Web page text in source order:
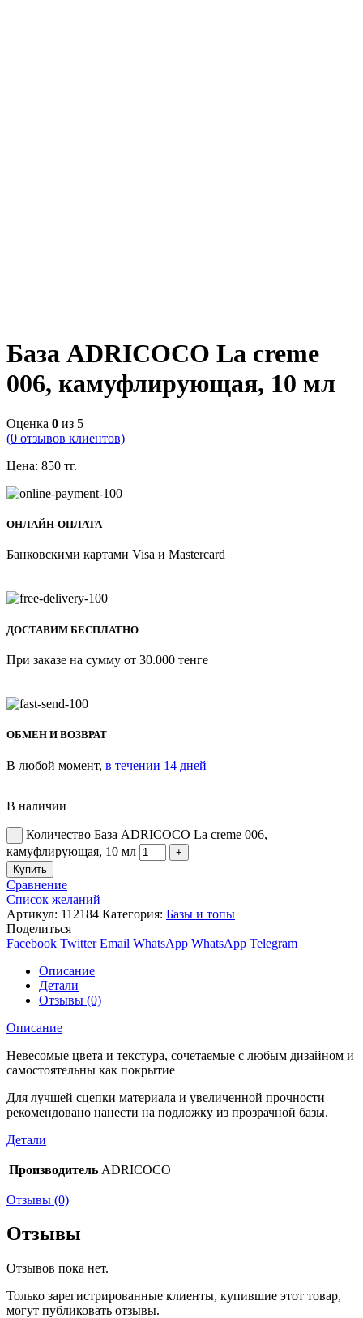
База ADRICOCO La creme
006, камуфлирующая, 10 мл
Оценка 0 из 5
(0 отзывов клиентов)
Цена: 850 тг.
ОНЛАЙН-ОПЛАТА
Банковскими картами Visa и Mastercard
ДОСТАВИМ БЕСПЛАТНО
При заказе на сумму от 30.000 тенге
ОБМЕН И ВОЗВРАТ
В любой момент, в течении 14 дней
В наличии
Количество База ADRICOCO La creme 006,
камуфлирующая, 10 мл
Купить
Сравнение
Список желаний
Артикул: 112184 Категория: Базы и топы
Поделиться
Facebook Twitter Email WhatsApp WhatsApp Telegram
Описание
Детали
Отзывы (0)
Описание
Невесомые цвета и текстура, сочетаемые с любым дизайном и
самостоятельны как покрытие
Для лучшей сцепки материала и увеличенной прочности
рекомендовано нанести на подложку из прозрачной базы.
Детали
Производитель ADRICOCO
Отзывы (0)
Отзывы
Отзывов пока нет.
Только зарегистрированные клиенты, купившие этот товар,
могут публиковать отзывы.